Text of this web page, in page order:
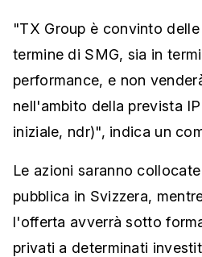
"TX Group è convinto
termine di SMG, sia in
performance, e non
nell'ambito della prevista
iniziale, ndr)", indica un
Le azioni saranno
pubblica in Svizzera,
l'offerta avverrà sotto
privati a determinati